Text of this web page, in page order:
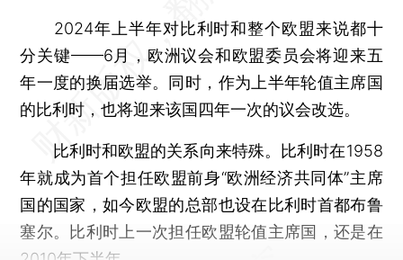
2024年上半年对比利时和整个欧盟来说都十
分关键——6月，欧洲议会和欧盟委员会将迎来五
年一度的换届选举。同时，作为上半年轮值主席国
的比利时，也将迎来该国四年一次的议会改选。
比利时和欧盟的关系向来特殊。比利时在1958
年就成为首个担任欧盟前身“欧洲经济共同体”主席
国的国家，如今欧盟的总部也设在比利时首都布鲁
塞尔。比利时上一次担任欧盟轮值主席国，还是在